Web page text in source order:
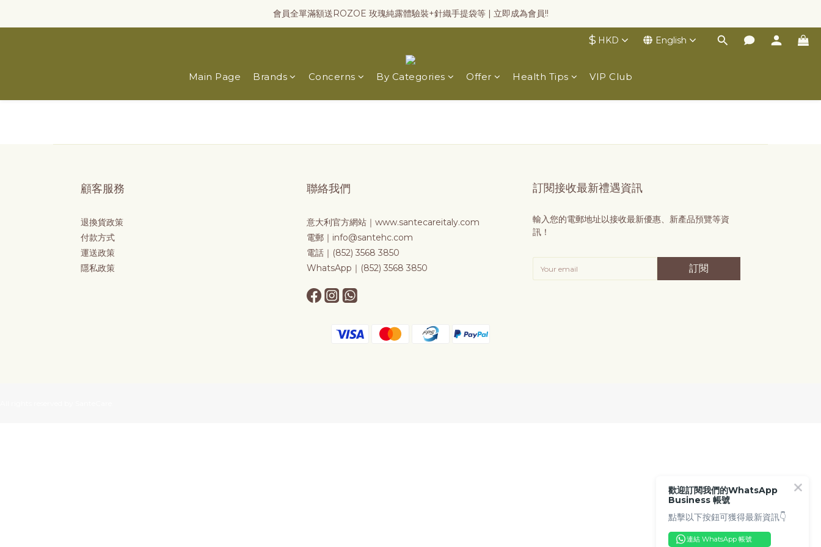
會員全單滿額送ROZOE 玫瑰純露體驗裝+針織手提袋等 | 立即成為會員!!
$ HKD English
Main Page Brands Concerns By Categories Offer Health Tips VIP Club
顧客服務
退換貨政策
付款方式
運送政策
隱私政策
聯絡我們
意大利官方網站｜ www.santecareitaly.com
電郵｜info@santehc.com
電話｜(852) 3568 3850
WhatsApp｜(852) 3568 3850
訂閱接收最新禮遇資訊
輸入您的電郵地址以接收最新優惠、新產品預覽等資
訊！
訂閱
歡迎訂閱我們的WhatsApp
Business 帳號
點擊以下按鈕可獲得最新資訊👇
連結 WhatsApp 帳號